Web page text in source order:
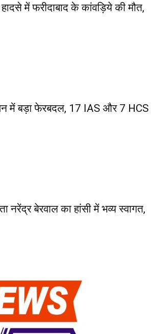
हादसे में फरीदाबाद के कांवड़िये की मौत,
में बड़ा फेरबदल, 17 IAS और 7 HCS
नरेंद्र बेरवाल का हांसी में भव्य स्वागत,